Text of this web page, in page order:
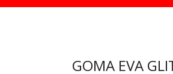
GOMA EVA